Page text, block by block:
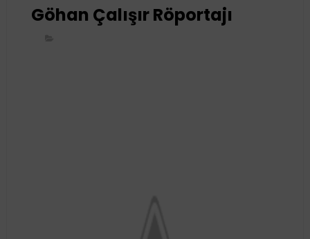
Göhan Çalışır Röportajı